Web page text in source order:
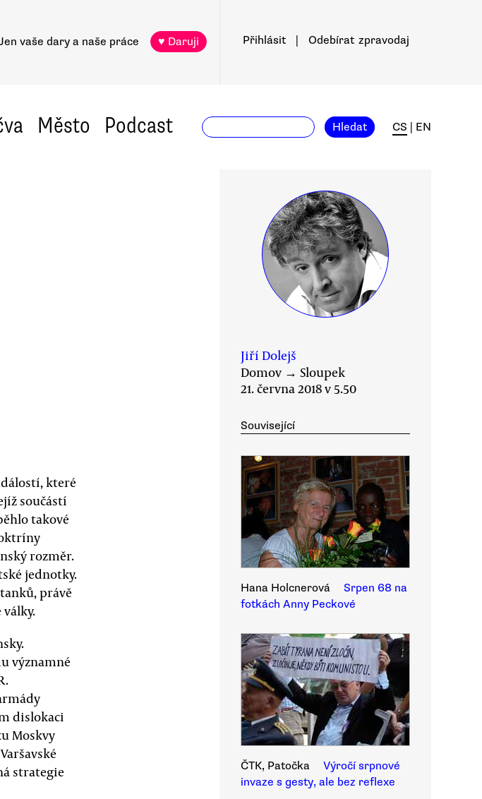
vaše dary a naše práce ♥ Daruji Přihlásit Odebírat zpravodaj
Město Podcast Hledat CS EN
které
součástí
takové
rozměr.
jednotky.
právě
významné
dislokaci
Moskvy
strategie
Jiří Dolejš
Domov → Sloupek
21. června 2018 v 5.50
Související
Hana Holcnerová
Srpen 68 na
fotkách Anny Peckové
ČTK, Patočka
Výročí srpnové
invaze s gesty, ale bez reflexe